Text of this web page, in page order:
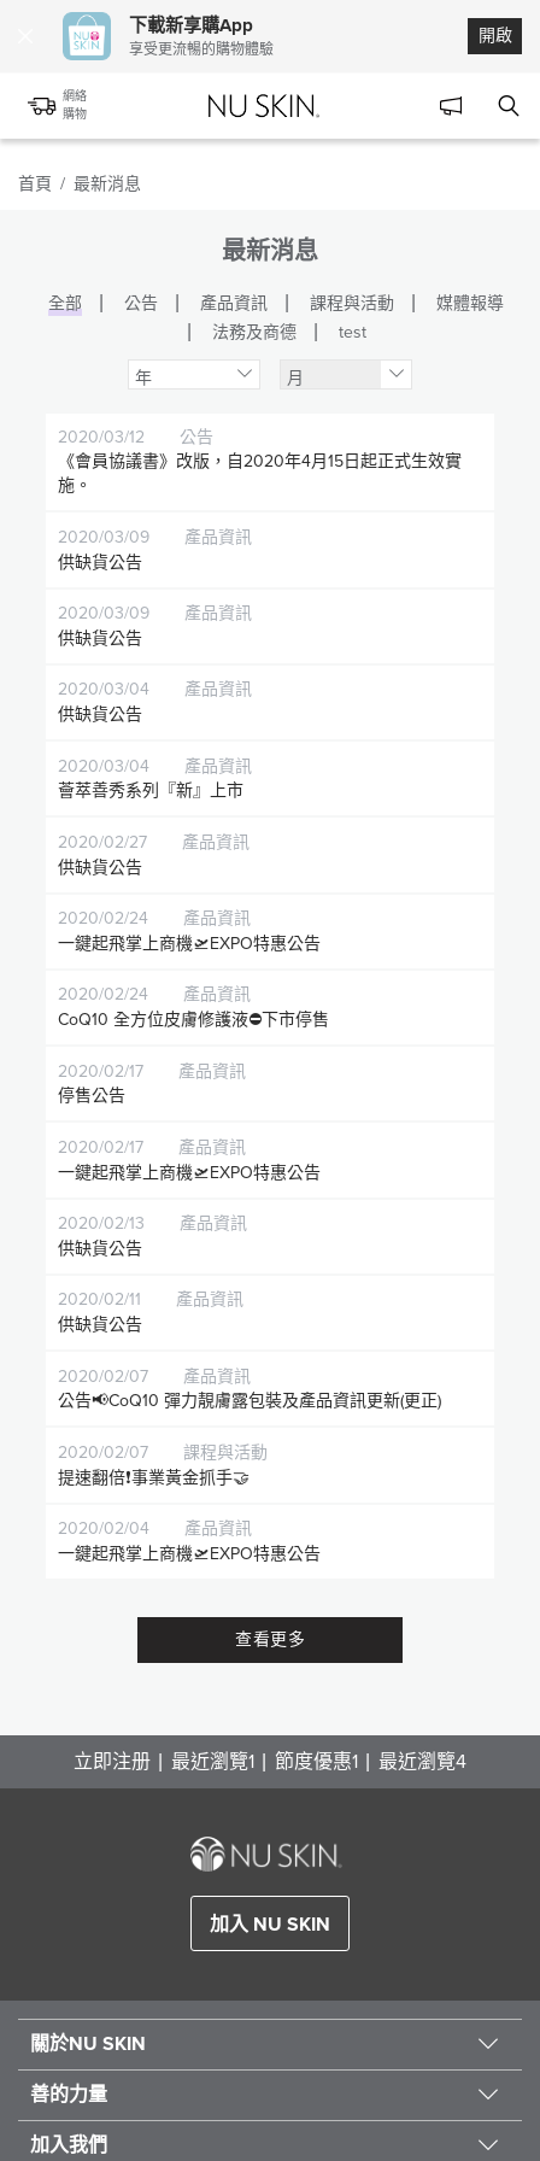
下載新享購App
享受更流暢的購物體驗
開啟
網絡
購物
首頁 / 最新消息
最新消息
全部 公告 產品資訊 課程與活動
媒體報導
法務及商德
test
年 月
2020/03/12
公告
《會員協議書》改版，自2020年4月15日起正式生效實
施。
2020/03/09
產品資訊
供缺貨公告
2020/03/09
產品資訊
供缺貨公告
2020/03/04
產品資訊
供缺貨公告
2020/03/04
產品資訊
薈萃善秀系列『新』上市
2020/02/27
產品資訊
供缺貨公告
2020/02/24
產品資訊
一鍵起飛掌上商機🛫EXPO特惠公告
2020/02/24
產品資訊
CoQ10 全方位皮膚修護液⛔️下市停售
2020/02/17
產品資訊
停售公告
2020/02/17
產品資訊
一鍵起飛掌上商機🛫EXPO特惠公告
2020/02/13
產品資訊
供缺貨公告
2020/02/11
產品資訊
供缺貨公告
2020/02/07
產品資訊
公告📢CoQ10 彈力靚膚露包裝及產品資訊更新(更正)
2020/02/07
課程與活動
提速翻倍❗️事業黃金抓手🤝
2020/02/04
產品資訊
一鍵起飛掌上商機🛫EXPO特惠公告
查看更多
立即注册 最近瀏覽1 節度優惠1 最近瀏覽4
加入 NU SKIN
關於NU SKIN
關於我們
創新科研
善的力量
善的力量
加入我們